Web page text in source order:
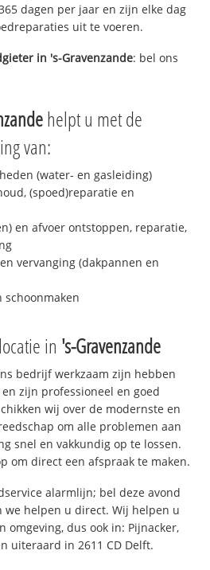
dagen per jaar en zijn elke dag
uit te voeren.
in 's-Gravenzande: bel ons
helpt u met de
van:
(water- en gasleiding)
(spoed)reparatie en
en afvoer ontstoppen, reparatie,
vervanging (dakpannen en
schoonmaken
in 's-Gravenzande
bedrijf werkzaam zijn hebben
zijn professioneel en goed
wij over de modernste en
om alle problemen aan
snel en vakkundig op te lossen.
om direct een afspraak te maken.
alarmlijn; bel deze avond
we helpen u direct. Wij helpen u
omgeving, dus ook in: Pijnacker,
uiteraard in 2611 CD Delft.